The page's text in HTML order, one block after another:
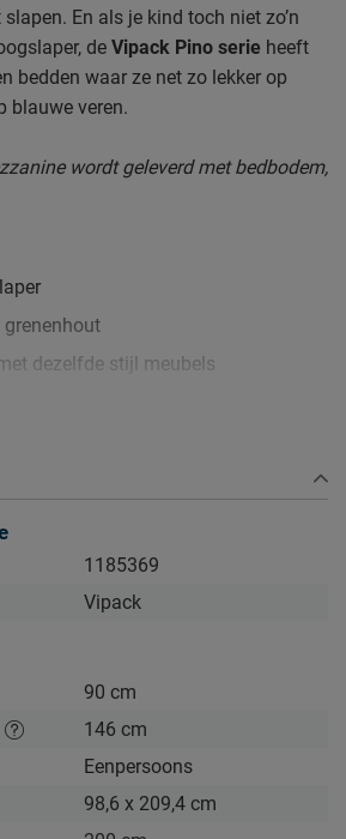
En als je kind toch niet zo’n
de Vipack Pino serie heeft
bedden waar ze net zo lekker op
blauwe veren.
wordt geleverd met bedbodem,
grenenhout
dezelfde stijl meubels
om te weten’ om alle tips & tricks te
1185369
Vipack
90 cm
146 cm
Eenpersoons
98,6 x 209,4 cm